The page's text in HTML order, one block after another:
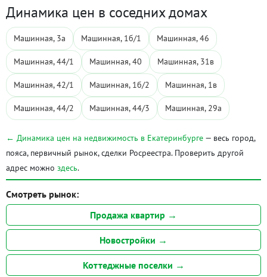
Динамика цен в соседних домах
Машинная, 3а Машинная, 1б/1 Машинная, 46
Машинная, 44/1 Машинная, 40 Машинная, 31в
Машинная, 42/1 Машинная, 1б/2 Машинная, 1в
Машинная, 44/2 Машинная, 44/3 Машинная, 29а
← Динамика цен на недвижимость в Екатеринбурге — весь город,
пояса, первичный рынок, сделки Росреестра. Проверить другой
адрес можно здесь.
Смотреть рынок:
Продажа квартир →
Новостройки →
Коттеджные поселки →